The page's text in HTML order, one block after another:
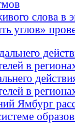
слова в
углов»
в
Ямбург